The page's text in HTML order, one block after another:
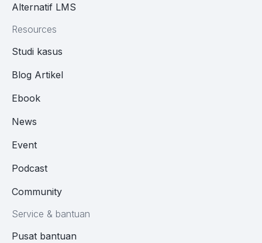
Alternatif LMS
Resources
Studi kasus
Blog Artikel
Ebook
News
Event
Podcast
Community
Service & bantuan
Pusat bantuan